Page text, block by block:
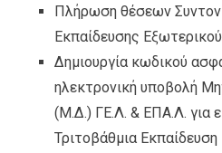
Πλήρωση θέσεων
Εκπαίδευσης Εξωτερικού
Δημιουργία κωδικού
ηλεκτρονική υποβολή
(Μ.Δ.) ΓΕ.Λ. & ΕΠΑ.Λ. για
Τριτοβάθμια